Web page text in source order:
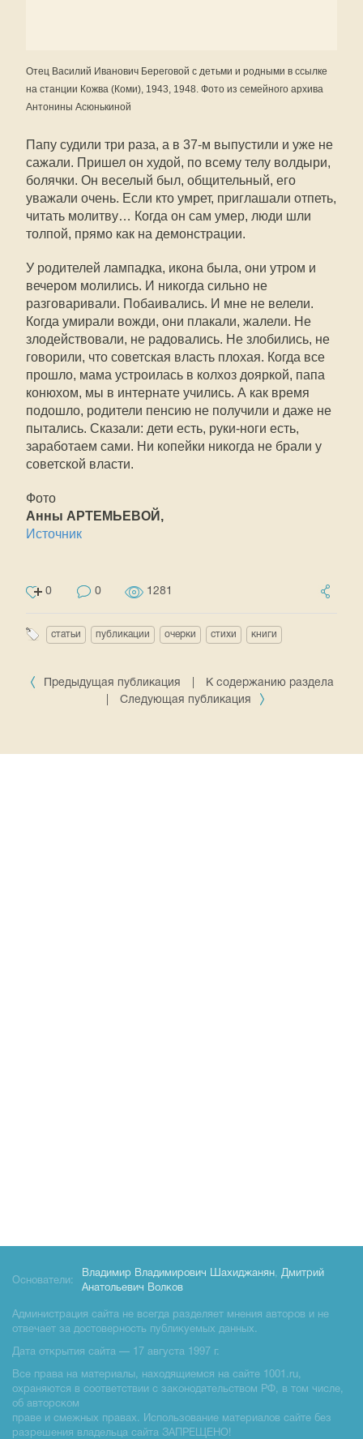
Отец Василий Иванович Береговой с детьми и родными в ссылке
на станции Кожва (Коми), 1943, 1948. Фото из семейного архива
Антонины Асюнькиной
Папу судили три раза, а в 37-м выпустили и уже не
сажали. Пришел он худой, по всему телу волдыри,
болячки. Он веселый был, общительный, его
уважали очень. Если кто умрет, приглашали отпеть,
читать молитву… Когда он сам умер, люди шли
толпой, прямо как на демонстрации.
У родителей лампадка, икона была, они утром и
вечером молились. И никогда сильно не
разговаривали. Побаивались. И мне не велели.
Когда умирали вожди, они плакали, жалели. Не
злодействовали, не радовались. Не злобились, не
говорили, что советская власть плохая. Когда все
прошло, мама устроилась в колхоз дояркой, папа
конюхом, мы в интернате учились. А как время
подошло, родители пенсию не получили и даже не
пытались. Сказали: дети есть, руки-ноги есть,
заработаем сами. Ни копейки никогда не брали у
советской власти.
Фото
Анны АРТЕМЬЕВОЙ,
Источник
0 0 1281
статьи публикации очерки стихи книги
Предыдущая публикация
К содержанию раздела
Следующая публикация
Основатели:
Владимир Владимирович Шахиджанян, Дмитрий
Анатольевич Волков
Администрация сайта не всегда разделяет мнения авторов и не
отвечает за достоверность публикуемых данных.
Дата открытия сайта — 17 августа 1997 г.
Все права на материалы, находящиемся на сайте 1001.ru,
охраняются в соответствии с законодательством РФ, в том числе,
об авторском
праве и смежных правах. Использование материалов сайте без
разрешения владельца сайта ЗАПРЕЩЕНО!